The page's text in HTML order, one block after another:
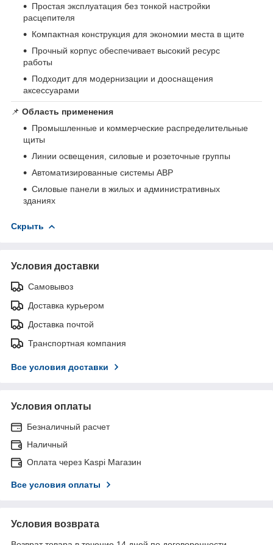
Простая эксплуатация без тонкой настройки
расцепителя
Компактная конструкция для экономии места в щите
Прочный корпус обеспечивает высокий ресурс
работы
Подходит для модернизации и дооснащения
аксессуарами
📌 Область применения
Промышленные и коммерческие распределительные
щиты
Линии освещения, силовые и розеточные группы
Автоматизированные системы АВР
Силовые панели в жилых и административных
зданиях
Скрыть
Условия доставки
Самовывоз
Доставка курьером
Доставка почтой
Транспортная компания
Все условия доставки
Условия оплаты
Безналичный расчет
Наличный
Оплата через Kaspi Магазин
Все условия оплаты
Условия возврата